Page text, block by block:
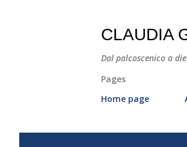
CLAUDIA
Dal palcoscenico a
Pages
Home page